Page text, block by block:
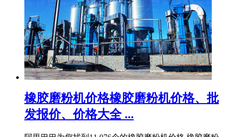
橡胶磨粉机价格橡胶磨粉机价格、批
发报价、价格大全 ...